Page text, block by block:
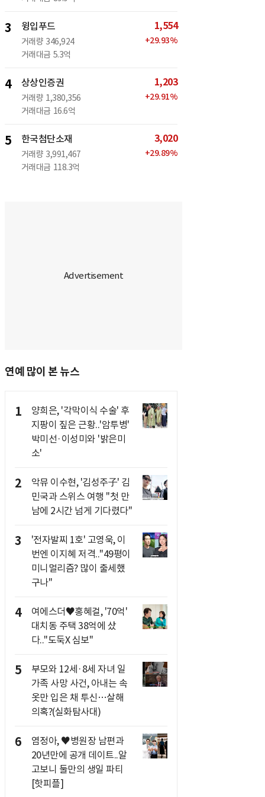
3 윙입푸드
거래량 346,924
거래대금 5.3억
1,554
+29.93%
4 상상인증권
거래량 1,380,356
거래대금 16.6억
1,203
+29.91%
5 한국첨단소재
거래량 3,991,467
거래대금 118.3억
3,020
+29.89%
연예 많이 본 뉴스
1
양희은, '각막이식 수술' 후
지팡이 짚은 근황..'암투병'
박미선·이성미와 '밝은미
소'
2
악뮤 이수현, '김성주子' 김
민국과 스위스 여행 "첫 만
남에 2시간 넘게 기다렸다"
3
'전자발찌 1호' 고영욱, 이
번엔 이지혜 저격.."49평이
미니멀리즘? 많이 출세했
구나"
4
여에스더♥홍혜걸, '70억'
대치동 주택 38억에 샀
다.."도둑X 심보"
5
부모와 12세·8세 자녀 일
가족 사망 사건, 아내는 속
옷만 입은 채 투신…살해
의혹?(실화탐사대)
6
염정아, ♥병원장 남편과
20년만에 공개 데이트..알
고보니 둘만의 생일 파티
[핫피플]